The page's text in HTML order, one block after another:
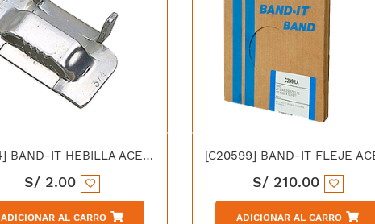
[C254] BAND-IT HEBILLA ACERO INOXIDABLE 201SS 1/2"
S/ 2.00
ADICIONAR AL CARRO
S/ 210.00
ADICIONAR AL CARRO